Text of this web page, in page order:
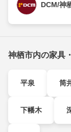
DCM/神
神栖市内の家具
平泉 筒
下幡木